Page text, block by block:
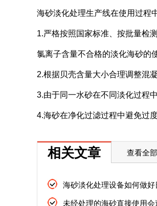
海砂淡化处理生产线在使用过程
1.严格按照国家标准、按批量检
氯离子含量不合格的淡化海砂的
2.根据贝壳含量大小合理调整混
3.由于同一水砂在不同淡化过程
4.海砂在净化过滤过程中避免过
相关文章 查看全
海砂淡化处理设备如何做